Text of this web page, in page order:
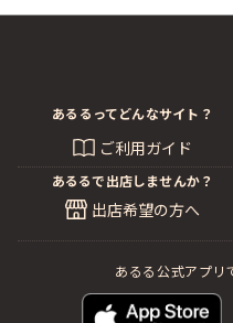
あるるってどんなサイト？
ご利用ガイド
あるるで出店しませんか？
出店希望の方へ
あるる公式アプリ